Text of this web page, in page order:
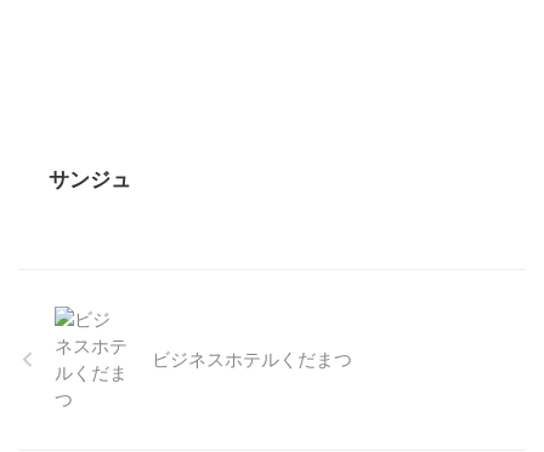
サンジュ
ビジネスホテルくだまつ